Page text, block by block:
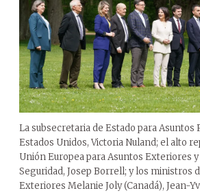
La subsecretaria de Estado para Asuntos
Estados Unidos, Victoria Nuland; el alto
Unión Europea para Asuntos Exteriores
Seguridad, Josep Borrell; y los ministros
Exteriores Melanie Joly (Canadá), Jean-